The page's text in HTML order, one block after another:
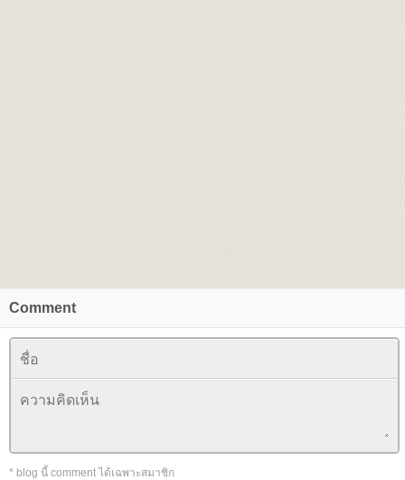
Comment
* blog นี้ comment ได้เฉพาะสมาชิก